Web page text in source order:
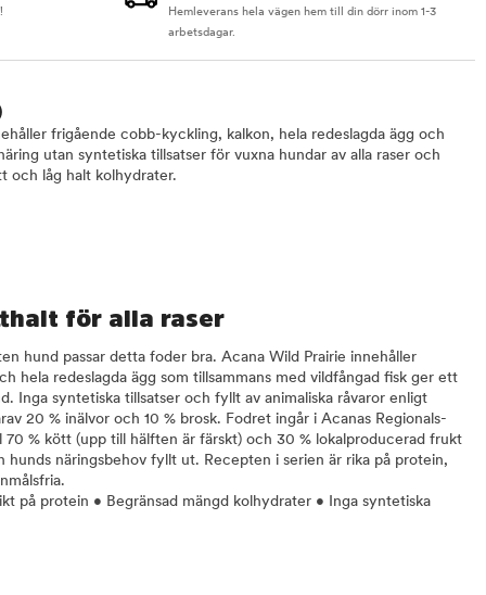
Hemleverans hela vägen hem till din dörr inom 1-3
arbetsdagar.
frigående cobb-kyckling, kalkon, hela redeslagda ägg och
utan syntetiska tillsatser för vuxna hundar av alla raser och
och låg halt kolhydrater.
för alla raser
hund passar detta foder bra. Acana Wild Prairie innehåller
hela redeslagda ägg som tillsammans med vildfångad fisk ger ett
Inga syntetiska tillsatser och fyllt av animaliska råvaror enligt
20 % inälvor och 10 % brosk. Fodret ingår i Acanas Regionals-
% kött (upp till hälften är färskt) och 30 % lokalproducerad frukt
näringsbehov fyllt ut. Recepten i serien är rika på protein,
på protein • Begränsad mängd kolhydrater • Inga syntetiska